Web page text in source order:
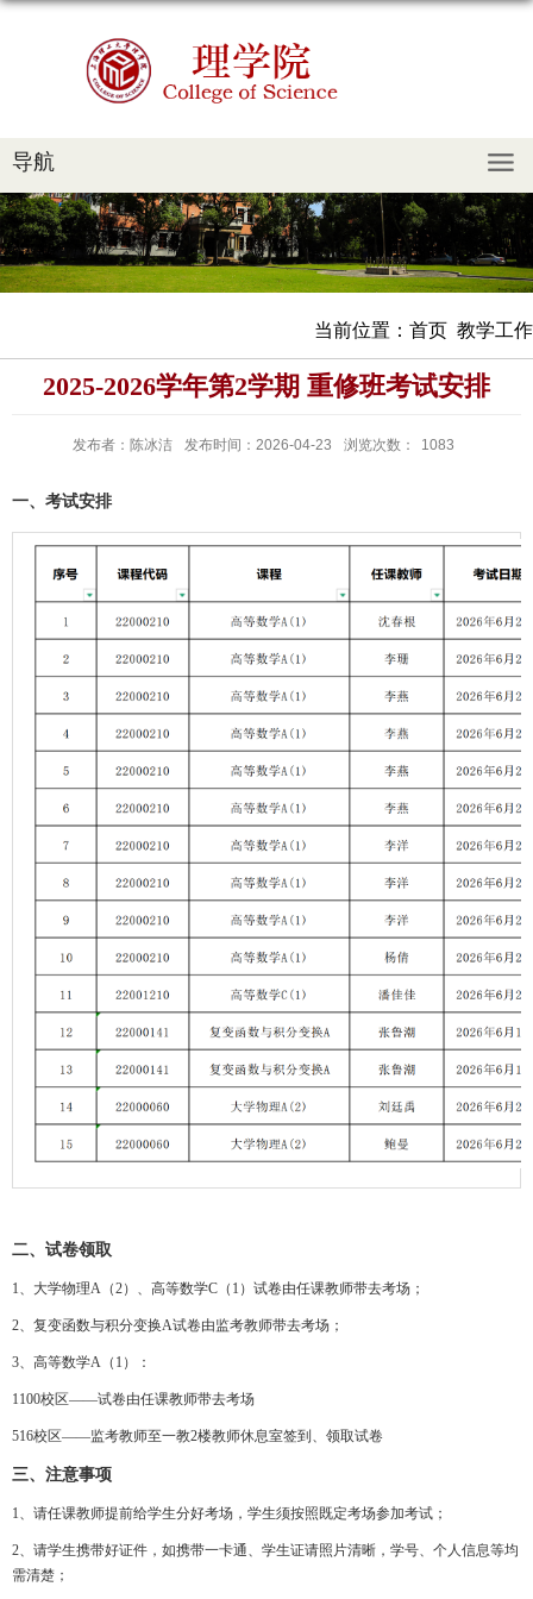
导航
当前位置： 首页 教学工作
2025-2026学年第2学期 重修班考试安排
发布者：陈冰洁 发布时间：2026-04-23 浏览次数： 1083
一、考试安排
二、试卷领取
1、大学物理A（2）、高等数学C（1）试卷由任课教师带去考场；
2、复变函数与积分变换A试卷由监考教师带去考场；
3、高等数学A（1）：
1100校区——试卷由任课教师带去考场
516校区——监考教师至一教2楼教师休息室签到、领取试卷
三、注意事项
1、请任课教师提前给学生分好考场，学生须按照既定考场参加考试；
2、请学生携带好证件，如携带一卡通、学生证请照片清晰，学号、个人信息等均
需清楚；